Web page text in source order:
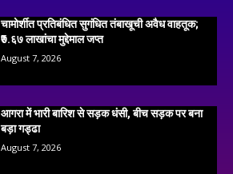
चामोर्शीत प्रतिबंधित सुगंधित तंबाखूची अवैध वाहतूक;
₹७.६७ लाखांचा मुद्देमाल जप्त
August 7, 2026
आगरा में भारी बारिश से सड़क धंसी, बीच सड़क पर बना
बड़ा गड्ढा
August 7, 2026